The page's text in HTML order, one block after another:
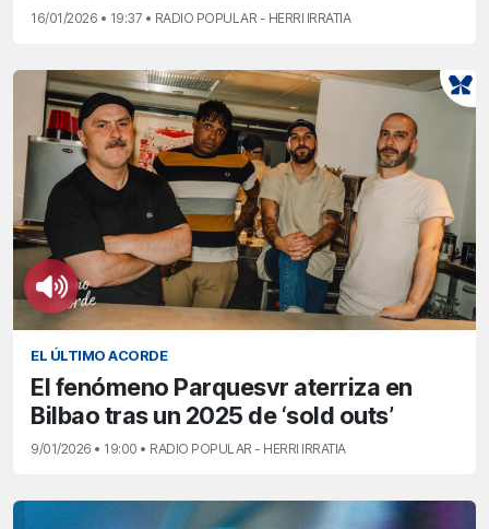
16/01/2026 • 19:37 • RADIO POPULAR - HERRI IRRATIA
EL ÚLTIMO ACORDE
El fenómeno Parquesvr aterriza en
Bilbao tras un 2025 de ‘sold outs’
9/01/2026 • 19:00 • RADIO POPULAR - HERRI IRRATIA